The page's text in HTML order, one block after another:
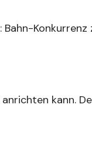
Bahn-
kann.